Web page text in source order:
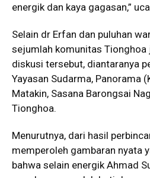
energik dan kaya gagasan,”
Selain dr Erfan dan puluhan
sejumlah komunitas
diskusi tersebut, diantaranya
Yayasan Sudarma, Panorama
Matakin, Sasana Barongsai
Tionghoa.
Menurutnya, dari hasil
memperoleh gambaran nyata
bahwa selain energik Ahmad